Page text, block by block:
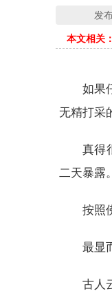
发
本文相关：
如果
无精打采
真得
二天暴露
按照
最显
古人